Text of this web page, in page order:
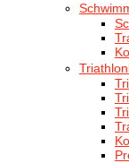
Triathlon